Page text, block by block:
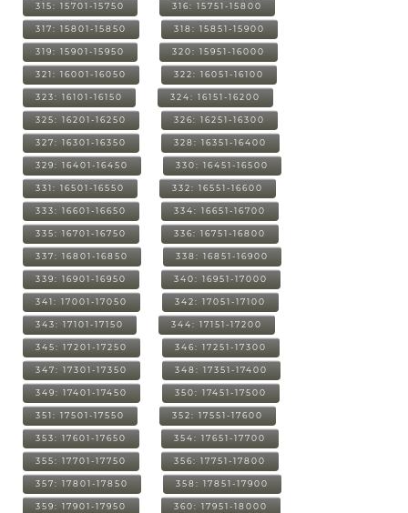
315: 15701-15750 316: 15751-15800
317: 15801-15850 318: 15851-15900
319: 15901-15950 320: 15951-16000
321: 16001-16050 322: 16051-16100
323: 16101-16150 324: 16151-16200
325: 16201-16250 326: 16251-16300
327: 16301-16350 328: 16351-16400
329: 16401-16450 330: 16451-16500
331: 16501-16550 332: 16551-16600
333: 16601-16650 334: 16651-16700
335: 16701-16750 336: 16751-16800
337: 16801-16850 338: 16851-16900
339: 16901-16950 340: 16951-17000
341: 17001-17050 342: 17051-17100
343: 17101-17150 344: 17151-17200
345: 17201-17250 346: 17251-17300
347: 17301-17350 348: 17351-17400
349: 17401-17450 350: 17451-17500
351: 17501-17550 352: 17551-17600
353: 17601-17650 354: 17651-17700
355: 17701-17750 356: 17751-17800
357: 17801-17850 358: 17851-17900
359: 17901-17950 360: 17951-18000